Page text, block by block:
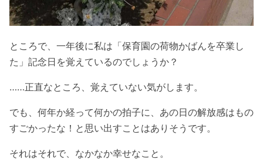
ところで、一年後に私は「保育園の荷物かばんを卒業し
た」記念日を覚えているのでしょうか？
……正直なところ、覚えていない気がします。
でも、何年か経って何かの拍子に、あの日の解放感はもの
すごかったな！と思い出すことはありそうです。
それはそれで、なかなか幸せなこと。